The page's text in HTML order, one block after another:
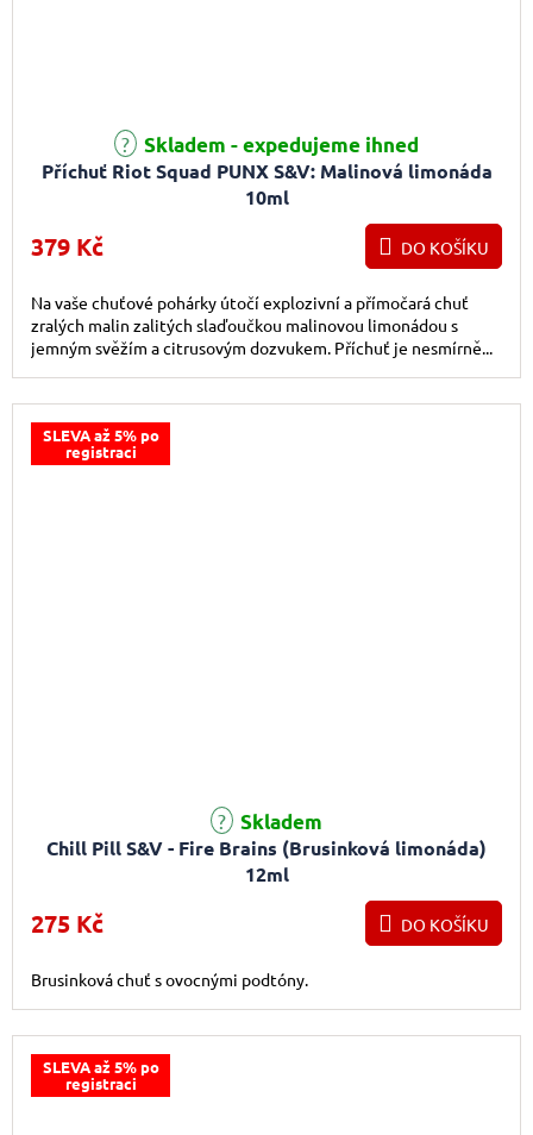
Příchuť Riot Squad PUNX S&V: Malinová limonáda
10ml
Průměrné hodnocení produktu je 5,0 z 5 hvězdiček.
Skladem - expedujeme ihned
379 Kč DO KOŠÍKU
Na vaše chuťové pohárky útočí explozivní a přímočará chuť
zralých malin zalitých slaďoučkou malinovou limonádou s
jemným svěžím a citrusovým dozvukem. Příchuť je nesmírně...
SLEVA až 5% po
registraci
Chill Pill S&V - Fire Brains (Brusinková limonáda)
12ml
Skladem
275 Kč DO KOŠÍKU
Brusinková chuť s ovocnými podtóny.
SLEVA až 5% po
registraci